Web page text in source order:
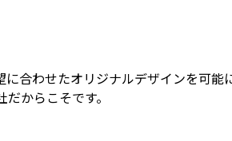
合わせたオリジナルデザインを可能
からこそです。